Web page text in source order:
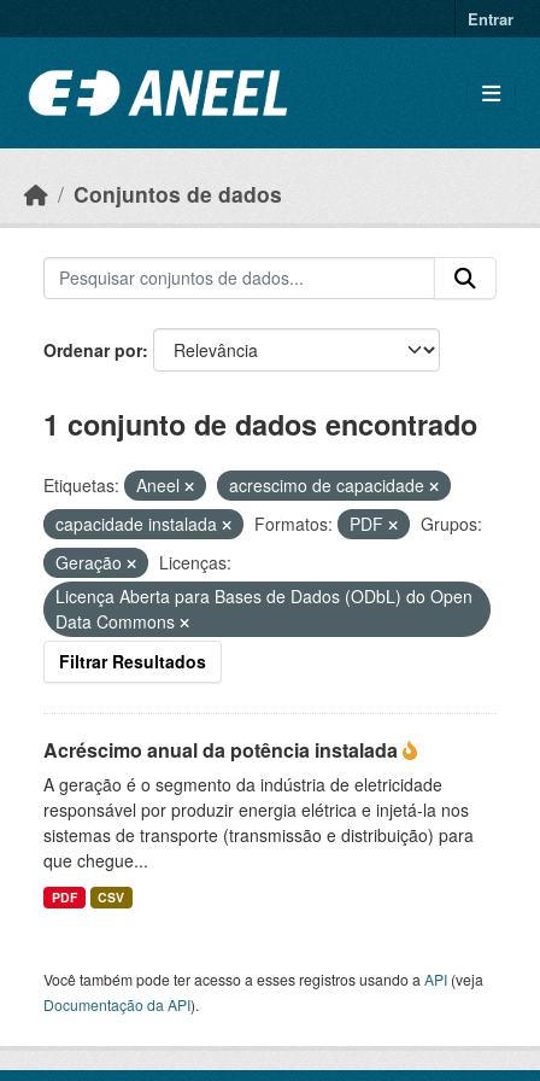
Entrar
Conjuntos de dados
Ordenar por
1 conjunto de dados encontrado
Etiquetas: Aneel
acrescimo de capacidade
capacidade instalada
Formatos: PDF
Grupos:
Geração
Licenças:
Licença Aberta para Bases de Dados (ODbL) do Open
Data Commons
Filtrar Resultados
Acréscimo anual da potência instalada
A geração é o segmento da indústria de eletricidade
responsável por produzir energia elétrica e injetá-la nos
sistemas de transporte (transmissão e distribuição) para
que chegue...
PDF CSV
Você também pode ter acesso a esses registros usando a API (veja
Documentação da API).